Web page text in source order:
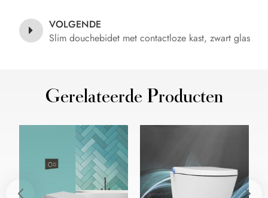
VOLGENDE
Slim douchebidet met contactloze kast, zwart glas
Gerelateerde Producten